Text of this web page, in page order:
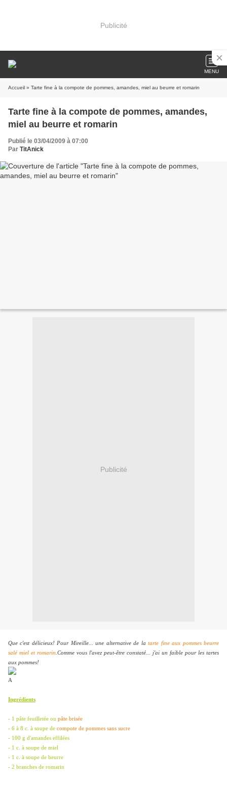
Publicité
MENU
Accueil » Tarte fine à la compote de pommes, amandes, miel au beurre et romarin
Tarte fine à la compote de pommes, amandes,
miel au beurre et romarin
Publié le 03/04/2009 à 07:00
Par TitAnick
Publicité
Que c'est délicieux! Pour Mireille... une alternative de latarte fine aux pommes beurre
salé miel et romarin .Comme vous l'avez peut-être constaté... j'ai un faible pour les tartes
aux pommes!
A
Ingrédients
- 1 pâte feuilletée ou pâte brisée
- 6 à 8 c. à soupe de compote de pommes sans sucre
- 100 g d'amandes effilées
- 1 c. à soupe de miel
- 1 c. à soupe de beurre
- 2 branches de romarin